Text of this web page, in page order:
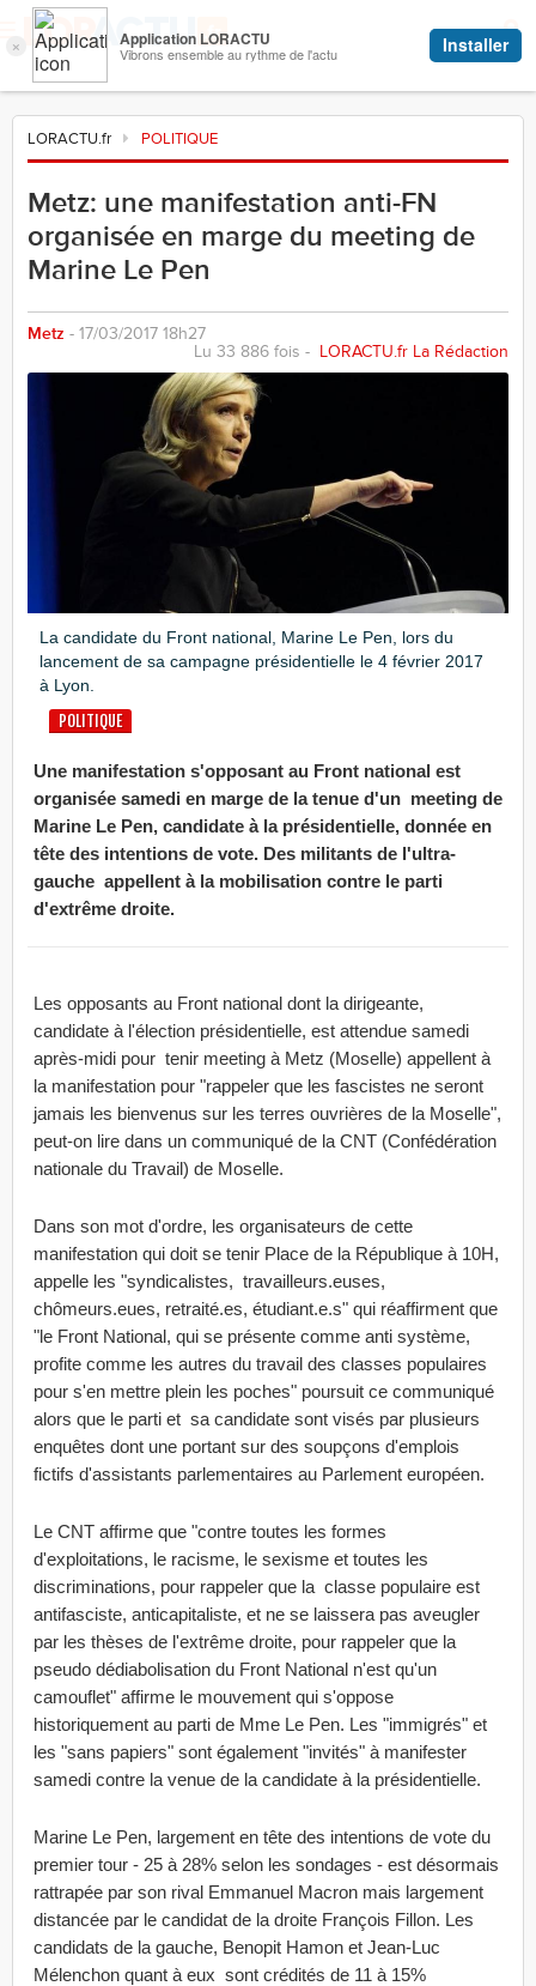
LORACTU.fr POLITIQUE
Metz: une manifestation anti-FN
organisée en marge du meeting de
Marine Le Pen
Metz - 17/03/2017 18h27
Lu 33 886 fois - LORACTU.fr La Rédaction
POLITIQUE
La candidate du Front national, Marine Le Pen, lors du
lancement de sa campagne présidentielle le 4 février 2017
à Lyon.
Une manifestation s'opposant au Front national est
organisée samedi en marge de la tenue d'un meeting de
Marine Le Pen, candidate à la présidentielle, donnée en
tête des intentions de vote. Des militants de l'ultra-
gauche appellent à la mobilisation contre le parti
d'extrême droite.
Les opposants au Front national dont la dirigeante,
candidate à l'élection présidentielle, est attendue samedi
après-midi pour tenir meeting à Metz (Moselle) appellent à
la manifestation pour "rappeler que les fascistes ne seront
jamais les bienvenus sur les terres ouvrières de la Moselle",
peut-on lire dans un communiqué de la CNT (Confédération
nationale du Travail) de Moselle.
Dans son mot d'ordre, les organisateurs de cette
manifestation qui doit se tenir Place de la République à 10H,
appelle les "syndicalistes, travailleurs.euses,
chômeurs.eues, retraité.es, étudiant.e.s" qui réaffirment que
"le Front National, qui se présente comme anti système,
profite comme les autres du travail des classes populaires
pour s'en mettre plein les poches" poursuit ce communiqué
alors que le parti et sa candidate sont visés par plusieurs
enquêtes dont une portant sur des soupçons d'emplois
fictifs d'assistants parlementaires au Parlement européen.
Le CNT affirme que "contre toutes les formes
d'exploitations, le racisme, le sexisme et toutes les
discriminations, pour rappeler que la classe populaire est
antifasciste, anticapitaliste, et ne se laissera pas aveugler
par les thèses de l'extrême droite, pour rappeler que la
pseudo dédiabolisation du Front National n'est qu'un
camouflet" affirme le mouvement qui s'oppose
historiquement au parti de Mme Le Pen. Les "immigrés" et
les "sans papiers" sont également "invités" à manifester
samedi contre la venue de la candidate à la présidentielle.
Marine Le Pen, largement en tête des intentions de vote du
premier tour - 25 à 28% selon les sondages - est désormais
rattrapée par son rival Emmanuel Macron mais largement
distancée par le candidat de la droite François Fillon. Les
candidats de la gauche, Benopit Hamon et Jean-Luc
Mélenchon quant à eux sont crédités de 11 à 15%